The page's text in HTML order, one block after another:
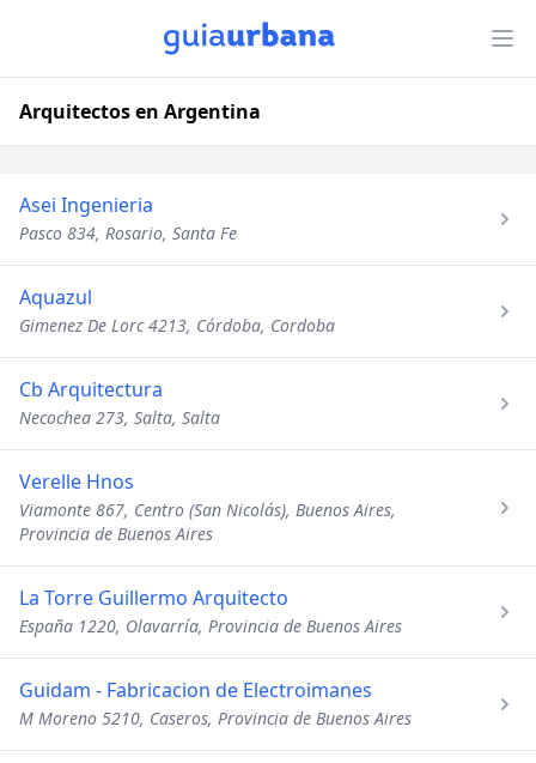
Arquitectos en Argentina
Asei Ingenieria
Pasco 834, Rosario, Santa Fe
Aquazul
Gimenez De Lorc 4213, Córdoba, Cordoba
Cb Arquitectura
Necochea 273, Salta, Salta
Verelle Hnos
Viamonte 867, Centro (San Nicolás), Buenos Aires,
Provincia de Buenos Aires
La Torre Guillermo Arquitecto
España 1220, Olavarría, Provincia de Buenos Aires
Guidam - Fabricacion de Electroimanes
M Moreno 5210, Caseros, Provincia de Buenos Aires